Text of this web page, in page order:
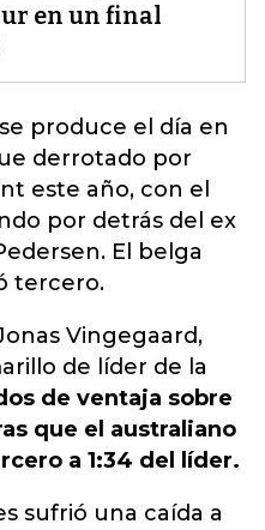
en un final
produce el día en
derrotado por
este año, con el
por detrás del ex
El belga
tercero.
Vingegaard,
de líder de la
de ventaja sobre
que el australiano
a 1:34 del líder.
sufrió una caída a